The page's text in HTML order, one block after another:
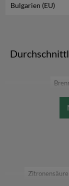
Bulgarien (EU)
Fett, davon
Kohlenhydrate,